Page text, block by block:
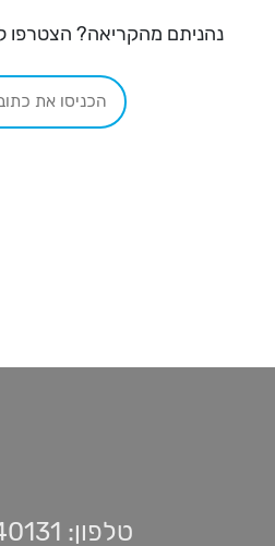
נהניתם מהקריאה? הצטרפו
טלפון: 054-3040131